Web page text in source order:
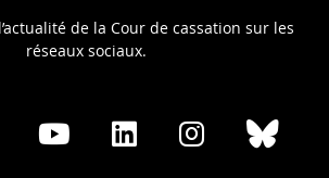
de la Cour de cassation sur les
réseaux sociaux.
Share
Share
Share